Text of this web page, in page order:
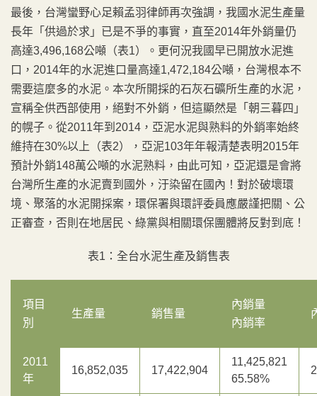
最後，台灣蠻野心足賴孟羽律師再次強調，我國水泥生產量
長年「供過於求」已是不爭的事實，直至2014年外銷量仍
高達3,496,168公噸（表1）。更何況我國早已開放水泥進
口，2014年的水泥進口量高達1,472,184公噸，台灣根本不
需要這麼多的水泥。本次所開採的石灰石礦所生產的水泥，
宣稱全供西部使用，絕對不外銷，但這顯然是「朝三暮四」
的幌子。從2011年到2014，亞泥水泥與熟料的外銷率始終
維持在30%以上（表2），亞泥103年年報清楚表明2015年
預計外銷148萬公噸的水泥熟料，由此可知，亞泥還是會將
台灣所生產的水泥賣到國外，汙染留在國內！對於破壞環
境、聚落的水泥開採案，環保署與環評委員應嚴謹把關、公
正審查，否則在地居民、綠黨與相關環保團體將反對到底！
表1：全台水泥生產及銷售表
項目
別
生產量 銷售量
內銷量
內銷率
2011
年
16,852,035 17,422,904
11,425,821
65.58%